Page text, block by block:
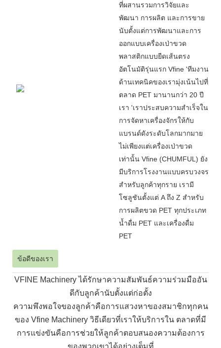
ที่ผสานรวมการวิจัยและ
พัฒนา การผลิต และการขาย
นับตั้งแต่การพัฒนาและการ
ออกแบบเครื่องเป่าขวด
พลาสติกแบบยืดเส้นตรง
อัตโนมัติรุ่นแรก Vfine 'ทีมงาน
ด้านเทคนิคของเรามุ่งเน้นไปที่
ตลาด PET มานานกว่า 20 ปี
เรา 'เราประสบความสำเร็จใน
การจัดหาเครื่องจักรให้กับ
แบรนด์ดังระดับโลกมากมาย
ไม่เพียงแต่เครื่องเป่าขวด
เท่านั้น Vfine (CHUMFUL) ยัง
มีบริการโรงงานแบบครบวงจร
สำหรับลูกค้าทุกราย เรามี
โซลูชันตั้งแต่ A ถึง Z สำหรับ
การผลิตขวด PET ทุกประเภท
น้ำดื่ม PET และเครื่องดื่ม
PET
ข้อดีของเรา
VFINE Machinery ได้รักษาความสัมพันธ์ความร่วมมืออัน
ดีกับลูกค้านับตั้งแต่ก่อตั้ง
ความพึงพอใจของลูกค้าคือการแสวงหาของสมาชิกทุกคน
ของ Vfine Machinery วิธีเดียวที่เราให้บริการใน ตลาดที่มี
การแข่งขันคือการช่วยให้ลูกค้าตอบสนองความต้องการ
ของพวกเขาได้อย่างเต็มที่